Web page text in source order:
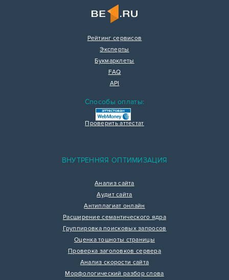
Рейтинг сервисов
Эксперты
Букмарклеты
FAQ
API
Способы оплаты:
Проверить аттестат
ВНУТРЕННЯЯ ОПТИМИЗАЦИЯ
Анализ сайта
Аудит сайта
Антиплагиат онлайн
Расширение семантического ядра
Группировка поисковых запросов
Оценка тошноты страницы
Проверка заголовков сервера
Анализ скорости сайта
Морфологический разбор слова